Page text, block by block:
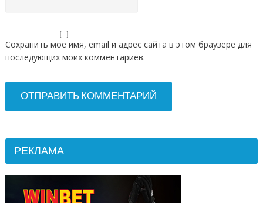
Сохранить моё имя, email и адрес сайта в этом браузере для
последующих моих комментариев.
РЕКЛАМА